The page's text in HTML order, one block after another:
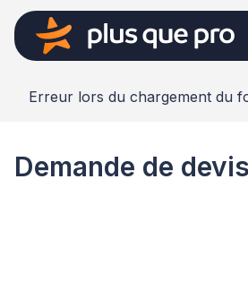
Erreur lors du chargement du
Demande de